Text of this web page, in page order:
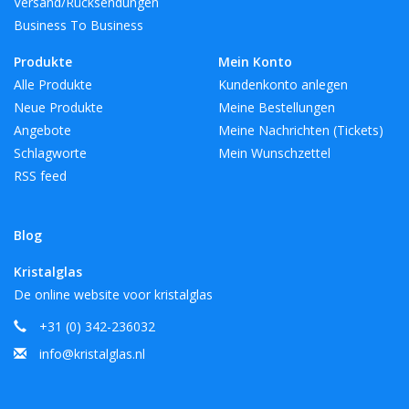
Business To Business
Produkte
Alle Produkte
Neue Produkte
Angebote
Schlagworte
RSS feed
Blog
Mein Konto
Kundenkonto anlegen
Meine Bestellungen
Meine Nachrichten (Tickets)
Mein Wunschzettel
Kristalglas
De online website voor kristalglas
+31 (0) 342-236032
info@kristalglas.nl